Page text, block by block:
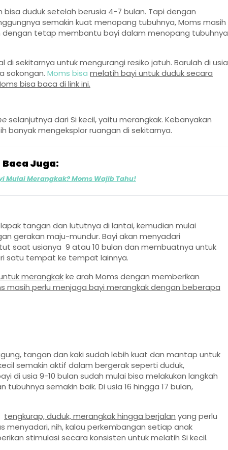
duduk setelah berusia 4-7 bulan. Tapi dengan
semakin kuat menopang tubuhnya, Moms masih
dengan tetap membantu bayi dalam menopang tubuhnya
di sekitarnya untuk mengurangi resiko jatuh. Barulah di usia
sokongan. Moms bisa melatih bayi untuk duduk secara
bisa baca di link ini.
selanjutnya dari Si kecil, yaitu merangkak. Kebanyakan
banyak mengeksplor ruangan di sekitarnya.
Baca Juga:
Mulai Merangkak? Moms Wajib Tahu!
tangan dan lututnya di lantai, kemudian mulai
gerakan maju-mundur. Bayi akan menyadari
saat usianya 9 atau 10 bulan dan membuatnya untuk
satu tempat ke tempat lainnya.
merangkakke arah Moms dengan memberikan
masih perlu menjaga bayi merangkak dengan beberapa
tangan dan kaki sudah lebih kuat dan mantap untuk
semakin aktif dalam bergerak seperti duduk,
di usia 9-10 bulan sudah mulai bisa melakukan langkah
semakin baik. Di usia 16 hingga 17 bulan,
tengkurap, duduk, merangkak hingga berjalan yang perlu
menyadari, nih, kalau perkembangan setiap anak
stimulasi secara konsisten untuk melatih Si kecil.